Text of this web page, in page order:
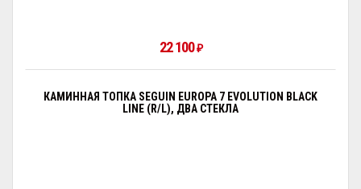
22 100₽
КАМИННАЯ ТОПКА SEGUIN EUROPA 7 EVOLUTION BLACK
LINE (R/L), ДВА СТЕКЛА